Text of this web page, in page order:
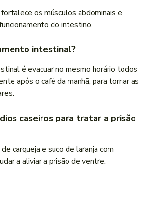
os músculos abdominais e
do intestino.
intestinal?
é evacuar no mesmo horário todos
após o café da manhã, para tornar as
caseiros para tratar a prisão
carqueja e suco de laranja com
a aliviar a prisão de ventre.